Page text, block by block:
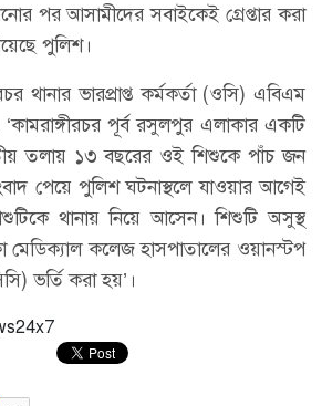
পর আসামীদের সবাইকেই গ্রেপ্তার করা
পুলিশ।
থানার ভারপ্রাপ্ত কর্মকর্তা (ওসি) এবিএম
পূর্ব রসুলপুর এলাকার একটি
তলায় ১৩ বছরের ওই শিশুকে পাঁচ জন
পেয়ে পুলিশ ঘটনাস্থলে যাওয়ার আগেই
থানায় নিয়ে আসেন। শিশুটি অসুস্থ
মেডিক্যাল কলেজ হাসপাতালের ওয়ানস্টপ
ভর্তি করা হয়’।